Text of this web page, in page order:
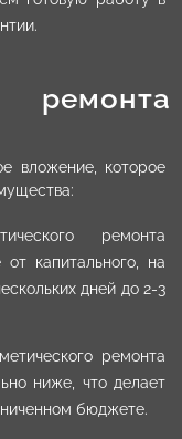
ремонта
вложение, которое
ремонта
капитального, на
дней до 2-3
ремонта
ниже, что делает
бюджете.